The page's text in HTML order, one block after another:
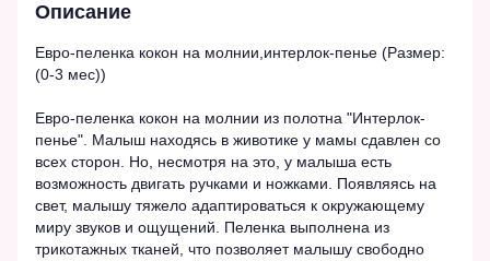
Описание
Евро-пеленка кокон на молнии,интерлок-пенье (Размер:
(0-3 мес))
Евро-пеленка кокон на молнии из полотна "Интерлок-
пенье". Малыш находясь в животике у мамы сдавлен со
всех сторон. Но, несмотря на это, у малыша есть
возможность двигать ручками и ножками. Появляясь на
свет, малышу тяжело адаптироваться к окружающему
миру звуков и ощущений. Пеленка выполнена из
трикотажных тканей, что позволяет малышу свободно